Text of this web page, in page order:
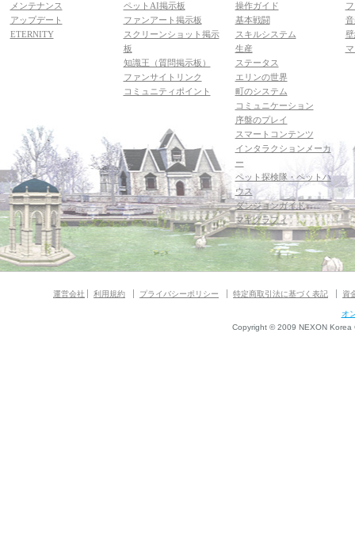
メンテナンス
アップデート
ETERNITY
ペットAI掲示板
ファンアート掲示板
スクリーンショット掲示
板
知識王（質問掲示板）
ファンサイトリンク
コミュニティポイント
操作ガイド
基本戦闘
スキルシステム
生産
ステータス
エリンの世界
町のシステム
コミュニケーション
序盤のプレイ
スマートコンテンツ
インタラクションメーカ
ー
ペット探検隊・ペットハ
ウス
ダンジョンガイド
マギグラフィ
運営会社 利用規約 プライバシーポリシー 特定商取引法に基づく表記 資
オ
Copyright © 2009 NEXON Korea